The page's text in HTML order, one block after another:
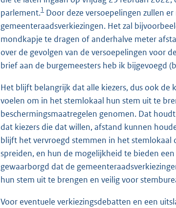
parlement.1 Door deze versoepelingen zullen
gemeenteraadsverkiezingen. Het zal
mondkapje te dragen of anderhalve meter
over de gevolgen van de versoepelingen voor
brief aan de burgemeesters heb ik bijgevoegd
Het blijft belangrijk dat alle kiezers, dus ook de
voelen om in het stemlokaal hun stem uit te
beschermingsmaatregelen genomen. Dat
dat kiezers die dat willen, afstand kunnen
blijft het vervroegd stemmen in het stemlokaal
spreiden, en hun de mogelijkheid te bieden
gewaarborgd dat de
hun stem uit te brengen en veilig voor
Voor eventuele verkiezingsdebatten en een